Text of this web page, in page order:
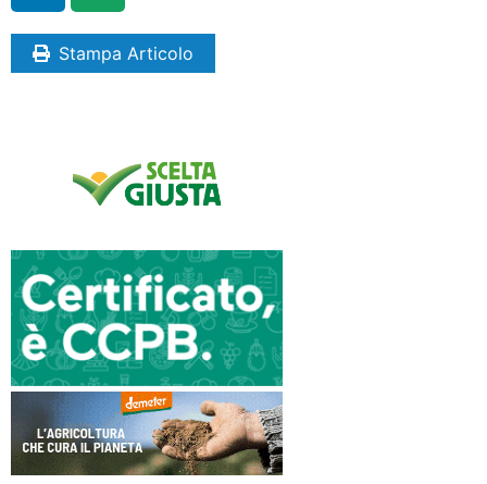
Stampa Articolo